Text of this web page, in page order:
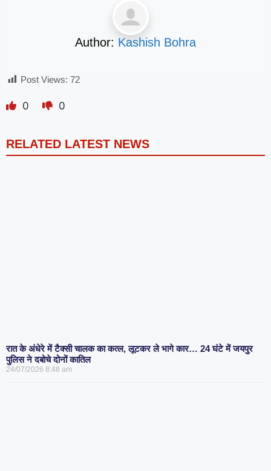
Author: Kashish Bohra
Post Views: 72
0 0
RELATED LATEST NEWS
रात के अंधेरे में टैक्सी चालक का कत्ल, लूटकर ले भागे कार… 24 घंटे में जयपुर
पुलिस ने दबोचे दोनों कातिल
24/07/2026 8:48 am